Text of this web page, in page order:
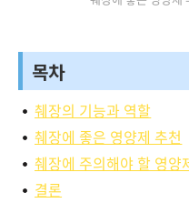
목차
췌장의 기능과 역할
췌장에 좋은 영양제 추천
췌장에 주의해야 할 영양
결론